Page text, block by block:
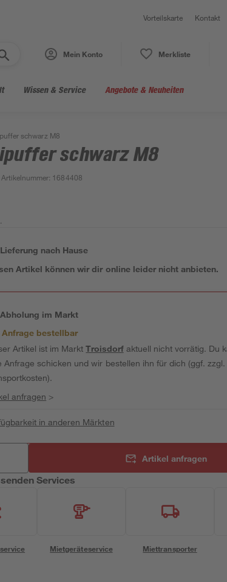
Vorteilskarte Kontakt
Mein Konto Merkliste
Wissen & Service Angebote & Neuheiten
schwarz M8
schwarz M8
Artikelnummer: 1684408
Lieferung nach Hause
Artikel können wir dir online leider nicht anbieten.
Abholung im Markt
Anfrage bestellbar
Artikel ist im MarktTroisdorfaktuell nicht vorrätig. Du
Anfrage schicken und wir bestellen ihn für dich (ggf. zzgl.
anfragen >
in anderen Märkten
Artikel anfragen
Services
Mietgeräteservice Miettransporter